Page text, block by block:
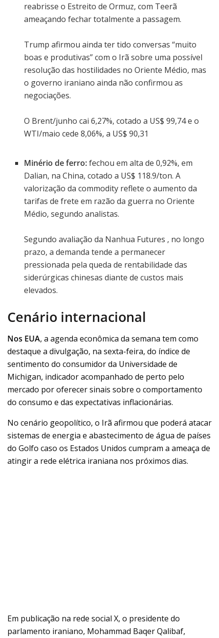
reabrisse o Estreito de Ormuz, com Teerã
ameaçando fechar totalmente a passagem.
Trump afirmou ainda ter tido conversas “muito
boas e produtivas” com o Irã sobre uma possível
resolução das hostilidades no Oriente Médio, mas
o governo iraniano ainda não confirmou as
negociações.
O Brent/junho cai 6,27%, cotado a US$ 99,74 e o
WTI/maio cede 8,06%, a US$ 90,31
Minério de ferro:fechou em alta de 0,92%, em
Dalian, na China, cotado a US$ 118.9/ton. A
valorização da commodity reflete o aumento da
tarifas de frete em razão da guerra no Oriente
Médio, segundo analistas.
Segundo avaliação da Nanhua Futures , no longo
prazo, a demanda tende a permanecer
pressionada pela queda de rentabilidade das
siderúrgicas chinesas diante de custos mais
elevados.
Cenário internacional
Nos EUA, a agenda econômica da semana tem como
destaque a divulgação, na sexta-feira, do índice de
sentimento do consumidor da Universidade de
Michigan, indicador acompanhado de perto pelo
mercado por oferecer sinais sobre o comportamento
do consumo e das expectativas inflacionárias.
No cenário geopolítico, o Irã afirmou que poderá atacar
sistemas de energia e abastecimento de água de países
do Golfo caso os Estados Unidos cumpram a ameaça de
atingir a rede elétrica iraniana nos próximos dias.
Em publicação na rede social X, o presidente do
parlamento iraniano, Mohammad Baqer Qalibaf,